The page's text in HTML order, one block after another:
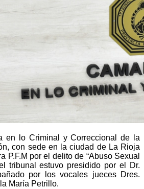
en lo Criminal y Correccional de la
con sede en la ciudad de La Rioja
P.F.M por el delito de “Abuso Sexual
tribunal estuvo presidido por el Dr.
por los vocales jueces Dres.
María Petrillo.